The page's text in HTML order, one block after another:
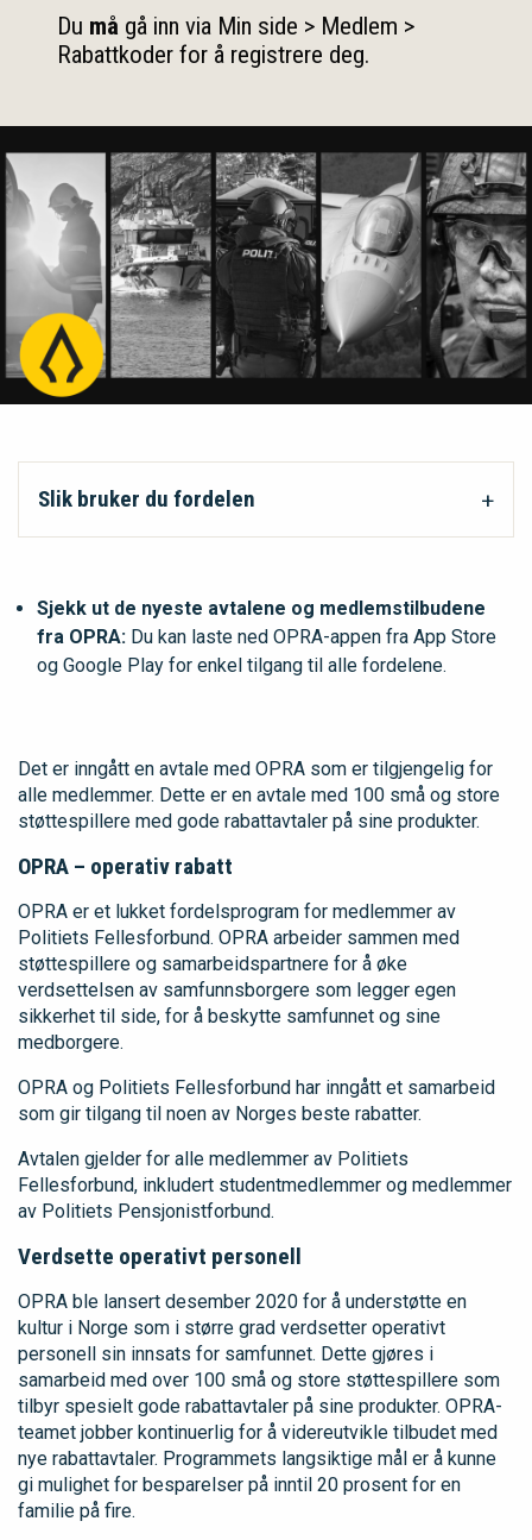
Du må gå inn via Min side > Medlem >
Rabattkoder for å registrere deg.
Slik bruker du fordelen
Sjekk ut de nyeste avtalene og medlemstilbudene
fra OPRA: Du kan laste ned OPRA-appen fra App Store
og Google Play for enkel tilgang til alle fordelene.
Det er inngått en avtale med OPRA som er tilgjengelig for
alle medlemmer. Dette er en avtale med 100 små og store
støttespillere med gode rabattavtaler på sine produkter.
OPRA – operativ rabatt
OPRA er et lukket fordelsprogram for medlemmer av
Politiets Fellesforbund. OPRA arbeider sammen med
støttespillere og samarbeidspartnere for å øke
verdsettelsen av samfunnsborgere som legger egen
sikkerhet til side, for å beskytte samfunnet og sine
medborgere.
OPRA og Politiets Fellesforbund har inngått et samarbeid
som gir tilgang til noen av Norges beste rabatter.
Avtalen gjelder for alle medlemmer av Politiets
Fellesforbund, inkludert studentmedlemmer og medlemmer
av Politiets Pensjonistforbund.
Verdsette operativt personell
OPRA ble lansert desember 2020 for å understøtte en
kultur i Norge som i større grad verdsetter operativt
personell sin innsats for samfunnet. Dette gjøres i
samarbeid med over 100 små og store støttespillere som
tilbyr spesielt gode rabattavtaler på sine produkter. OPRA-
teamet jobber kontinuerlig for å videreutvikle tilbudet med
nye rabattavtaler. Programmets langsiktige mål er å kunne
gi mulighet for besparelser på inntil 20 prosent for en
familie på fire.